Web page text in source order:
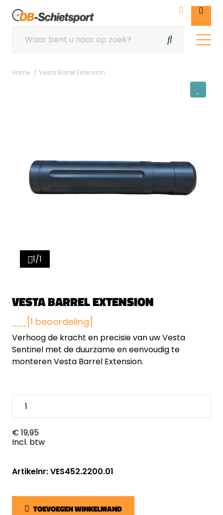
Home Vesta Barrel Extension
1/1
VESTA BARREL EXTENSION
[1 beoordeling]
Verhoog de kracht en precisie van uw Vesta
Sentinel met de duurzame en eenvoudig te
monteren Vesta Barrel Extension.
€ 19,95
Incl. btw
Artikelnr: VES452.2200.01
TOEVOEGEN WINKELMAND